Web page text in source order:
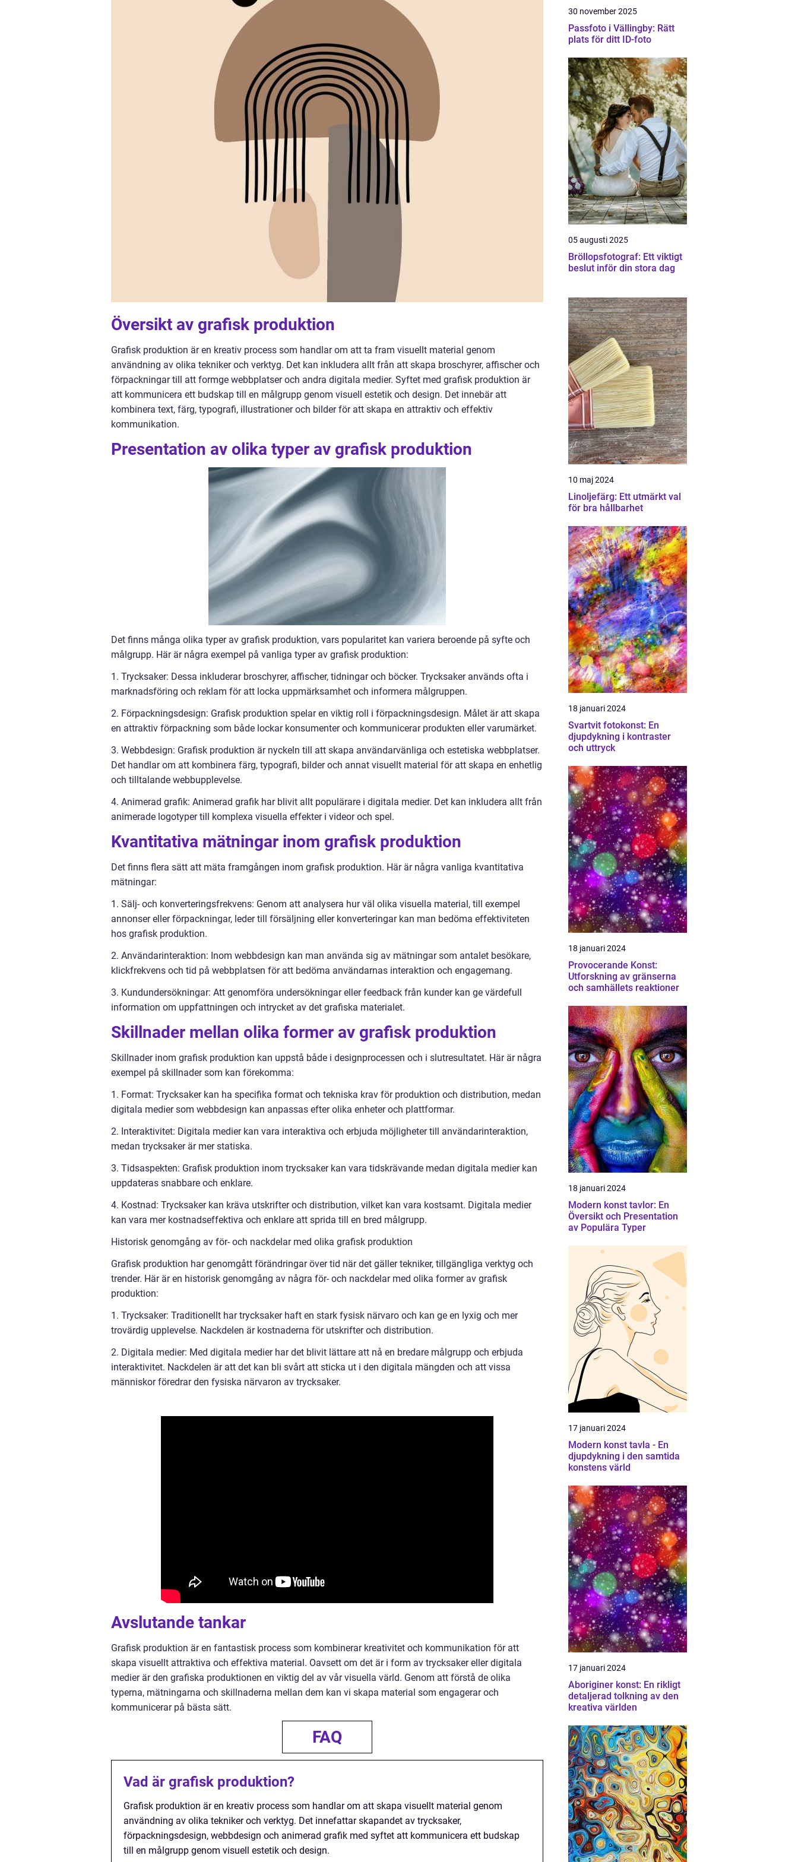
Översikt av grafisk produktion
Grafisk produktion är en kreativ process som handlar om att ta fram visuellt material genom
användning av olika tekniker och verktyg. Det kan inkludera allt från att skapa broschyrer, affischer och
förpackningar till att formge webbplatser och andra digitala medier. Syftet med grafisk produktion är
att kommunicera ett budskap till en målgrupp genom visuell estetik och design. Det innebär att
kombinera text, färg, typografi, illustrationer och bilder för att skapa en attraktiv och effektiv
kommunikation.
Presentation av olika typer av grafisk produktion
Det finns många olika typer av grafisk produktion, vars popularitet kan variera beroende på syfte och
målgrupp. Här är några exempel på vanliga typer av grafisk produktion:
1. Trycksaker: Dessa inkluderar broschyrer, affischer, tidningar och böcker. Trycksaker används ofta i
marknadsföring och reklam för att locka uppmärksamhet och informera målgruppen.
2. Förpackningsdesign: Grafisk produktion spelar en viktig roll i förpackningsdesign. Målet är att skapa
en attraktiv förpackning som både lockar konsumenter och kommunicerar produkten eller varumärket.
3. Webbdesign: Grafisk produktion är nyckeln till att skapa användarvänliga och estetiska webbplatser.
Det handlar om att kombinera färg, typografi, bilder och annat visuellt material för att skapa en enhetlig
och tilltalande webbupplevelse.
4. Animerad grafik: Animerad grafik har blivit allt populärare i digitala medier. Det kan inkludera allt från
animerade logotyper till komplexa visuella effekter i videor och spel.
Kvantitativa mätningar inom grafisk produktion
Det finns flera sätt att mäta framgången inom grafisk produktion. Här är några vanliga kvantitativa
mätningar:
1. Sälj- och konverteringsfrekvens: Genom att analysera hur väl olika visuella material, till exempel
annonser eller förpackningar, leder till försäljning eller konverteringar kan man bedöma effektiviteten
hos grafisk produktion.
2. Användarinteraktion: Inom webbdesign kan man använda sig av mätningar som antalet besökare,
klickfrekvens och tid på webbplatsen för att bedöma användarnas interaktion och engagemang.
3. Kundundersökningar: Att genomföra undersökningar eller feedback från kunder kan ge värdefull
information om uppfattningen och intrycket av det grafiska materialet.
Skillnader mellan olika former av grafisk produktion
Skillnader inom grafisk produktion kan uppstå både i designprocessen och i slutresultatet. Här är några
exempel på skillnader som kan förekomma:
1. Format: Trycksaker kan ha specifika format och tekniska krav för produktion och distribution, medan
digitala medier som webbdesign kan anpassas efter olika enheter och plattformar.
2. Interaktivitet: Digitala medier kan vara interaktiva och erbjuda möjligheter till användarinteraktion,
medan trycksaker är mer statiska.
3. Tidsaspekten: Grafisk produktion inom trycksaker kan vara tidskrävande medan digitala medier kan
uppdateras snabbare och enklare.
4. Kostnad: Trycksaker kan kräva utskrifter och distribution, vilket kan vara kostsamt. Digitala medier
kan vara mer kostnadseffektiva och enklare att sprida till en bred målgrupp.
Historisk genomgång av för- och nackdelar med olika grafisk produktion
Grafisk produktion har genomgått förändringar över tid när det gäller tekniker, tillgängliga verktyg och
trender. Här är en historisk genomgång av några för- och nackdelar med olika former av grafisk
produktion:
1. Trycksaker: Traditionellt har trycksaker haft en stark fysisk närvaro och kan ge en lyxig och mer
trovärdig upplevelse. Nackdelen är kostnaderna för utskrifter och distribution.
2. Digitala medier: Med digitala medier har det blivit lättare att nå en bredare målgrupp och erbjuda
interaktivitet. Nackdelen är att det kan bli svårt att sticka ut i den digitala mängden och att vissa
människor föredrar den fysiska närvaron av trycksaker.
Avslutande tankar
Grafisk produktion är en fantastisk process som kombinerar kreativitet och kommunikation för att
skapa visuellt attraktiva och effektiva material. Oavsett om det är i form av trycksaker eller digitala
medier är den grafiska produktionen en viktig del av vår visuella värld. Genom att förstå de olika
typerna, mätningarna och skillnaderna mellan dem kan vi skapa material som engagerar och
kommunicerar på bästa sätt.
FAQ
Vad är grafisk produktion?
Grafisk produktion är en kreativ process som handlar om att skapa visuellt material genom
användning av olika tekniker och verktyg. Det innefattar skapandet av trycksaker,
förpackningsdesign, webbdesign och animerad grafik med syftet att kommunicera ett budskap
till en målgrupp genom visuell estetik och design.
30 november 2025
Passfoto i Vällingby: Rätt
plats för ditt ID-foto
05 augusti 2025
Bröllopsfotograf: Ett viktigt
beslut inför din stora dag
10 maj 2024
Linoljefärg: Ett utmärkt val
för bra hållbarhet
18 januari 2024
Svartvit fotokonst: En
djupdykning i kontraster
och uttryck
18 januari 2024
Provocerande Konst:
Utforskning av gränserna
och samhällets reaktioner
18 januari 2024
Modern konst tavlor: En
Översikt och Presentation
av Populära Typer
17 januari 2024
Modern konst tavla - En
djupdykning i den samtida
konstens värld
17 januari 2024
Aboriginer konst: En rikligt
detaljerad tolkning av den
kreativa världen